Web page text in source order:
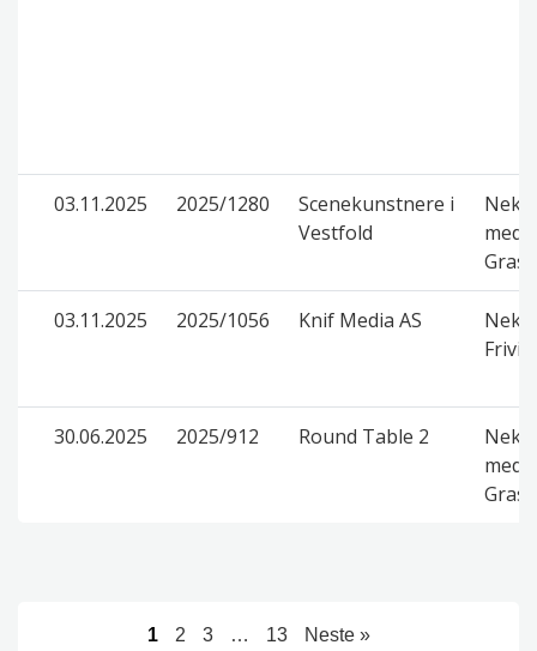
03.11.2025 2025/1280
Scenekunstnere i
Vestfold
med
03.11.2025 2025/1056 Knif Media AS
30.06.2025 2025/912 Round Table 2
med
1 2 3 … 13 Neste »